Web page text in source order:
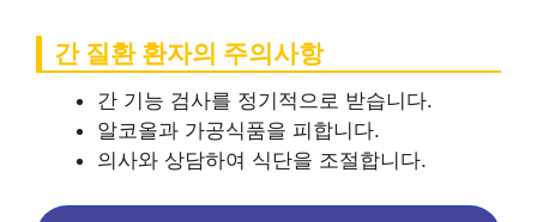
간 질환 환자의 주의사항
간 기능 검사를 정기적으로 받습니다.
알코올과 가공식품을 피합니다.
의사와 상담하여 식단을 조절합니다.